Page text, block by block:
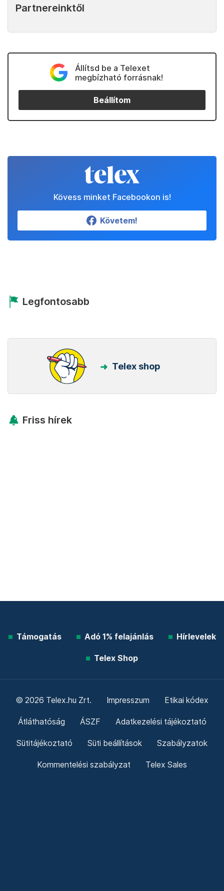
Partnereinktől
Állítsd be a Telexet
megbízható forrásnak!
Beállítom
Kövess minket Facebookon is!
Követem!
Legfontosabb
Telex shop
Friss hírek
Támogatás Adó 1% felajánlás Hírlevelek
Telex Shop
© 2026 Telex.hu Zrt. Impresszum Etikai kódex
Átláthatóság ÁSZF Adatkezelési tájékoztató
Sütitájékoztató Süti beállítások Szabályzatok
Kommentelési szabályzat Telex Sales